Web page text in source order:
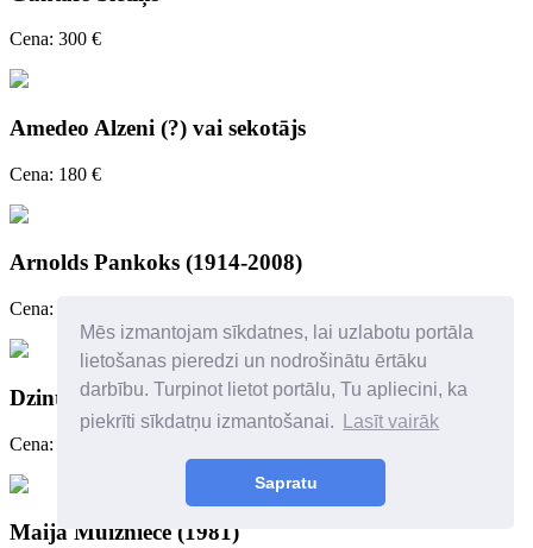
Mēs izmantojam sīkdatnes, lai uzlabotu portāla
lietošanas pieredzi un nodrošinātu ērtāku
darbību. Turpinot lietot portālu, Tu apliecini, ka
piekrīti sīkdatņu izmantošanai.
Lasīt vairāk
Sapratu
Cena: 300 €
Amedeo Alzeni (?) vai sekotājs
Cena: 180 €
Arnolds Pankoks (1914-2008)
Cena: 250 €
Dzintra Zvagina
Cena: 450 €
Maija Muižniece (1981)